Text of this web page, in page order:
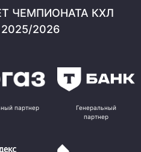
ЧЕМПИОНАТА КХЛ
2026
партнер
Генеральный
партнер